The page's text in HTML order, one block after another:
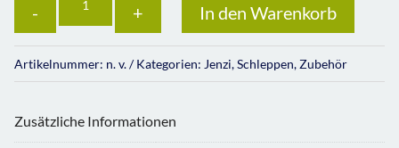
In den Warenkorb
Artikelnummer: n. v. Kategorien: Jenzi,Schleppen,Zubehör
Zusätzliche Informationen